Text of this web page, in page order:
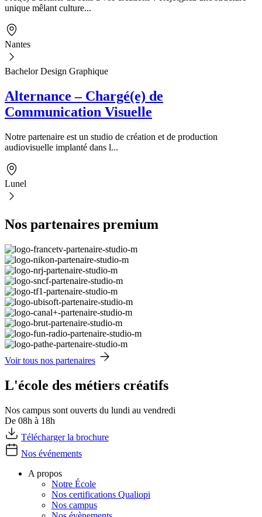
unique mêlant culture...
Nantes
Bachelor Design Graphique
Alternance – Chargé(e) de
Communication Visuelle
Notre partenaire est un studio de création et de production
audiovisuelle implanté dans l...
Lunel
Nos partenaires premium
Voir tous nos partenaires
L'école des métiers créatifs
Nos campus sont ouverts du lundi au vendredi
De 08h à 18h
Télécharger la brochure
Nos événements
A propos
Notre École
Nos certifications Qualiopi
Nos campus